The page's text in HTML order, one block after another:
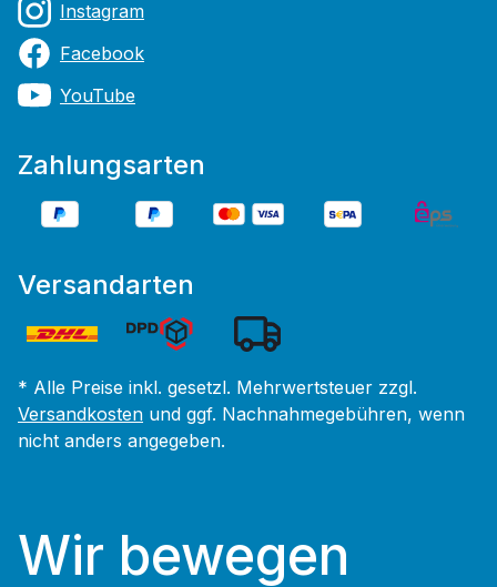
Instagram
Facebook
YouTube
Zahlungsarten
Versandarten
* Alle Preise inkl. gesetzl. Mehrwertsteuer zzgl.
Versandkosten und ggf. Nachnahmegebühren, wenn
nicht anders angegeben.
Wir bewegen